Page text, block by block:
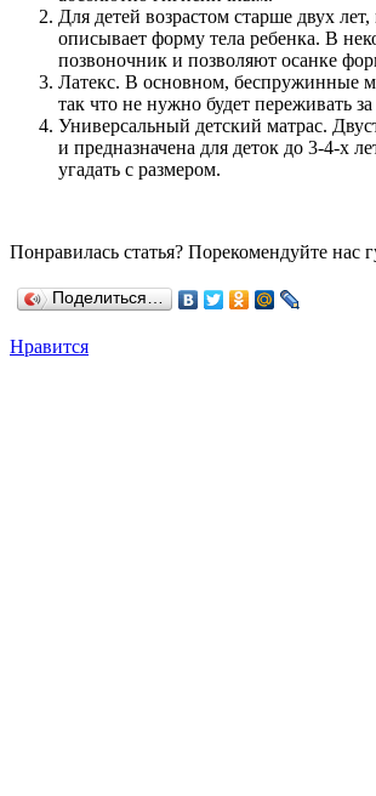
Для детей возрастом старше двух
описывает форму тела ребенка. В
позвоночник и позволяют осанке
Латекс. В основном, беспружинные
так что не нужно будет переживать
Универсальный детский матрас.
и предназначена для деток до 3-4-х
угадать с размером.
Понравилась статья? Порекомендуйте
Поделиться…
Нравится